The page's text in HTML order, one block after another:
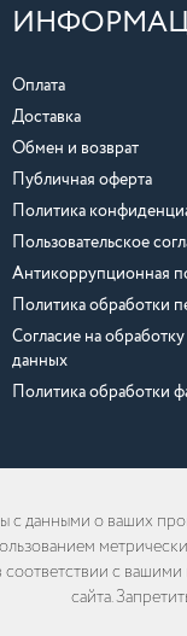
Оплата
Доставка
Обмен и возврат
Публичная оферта
Политика
Пользовательское
Антикоррупционная
Политика обработки
Согласие на
данных
Политика обработки
данными о ваших
с
сайта.